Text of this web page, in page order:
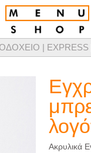
μενού,
| EXPRESS
Ακρυλικά